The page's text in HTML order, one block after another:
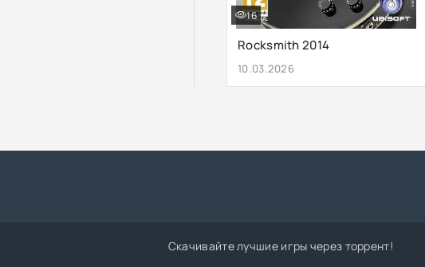
Rocksmith 2014
10.03.2026
16
Скачивайте лучшие игры через торрент!